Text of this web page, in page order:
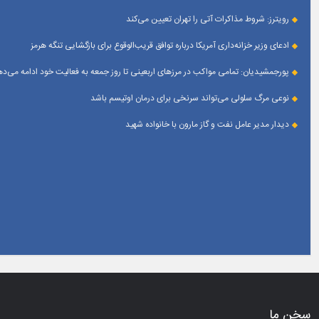
رویترز: شروط مذاکرات آتی را تهران تعیین می‌کند
ادعای وزیر خزانه‌داری آمریکا درباره توافق قریب‌الوقوع برای بازگشایی تنگه هرمز
پورجمشیدیان: تمامی مواکب در مرزهای اربعینی تا روز جمعه به فعالیت خود ادامه
نوعی مرگ سلولی می‌تواند سرنخی برای درمان اوتیسم باشد
دیدار مدیر عامل نفت و گاز مارون با خانواده شهید